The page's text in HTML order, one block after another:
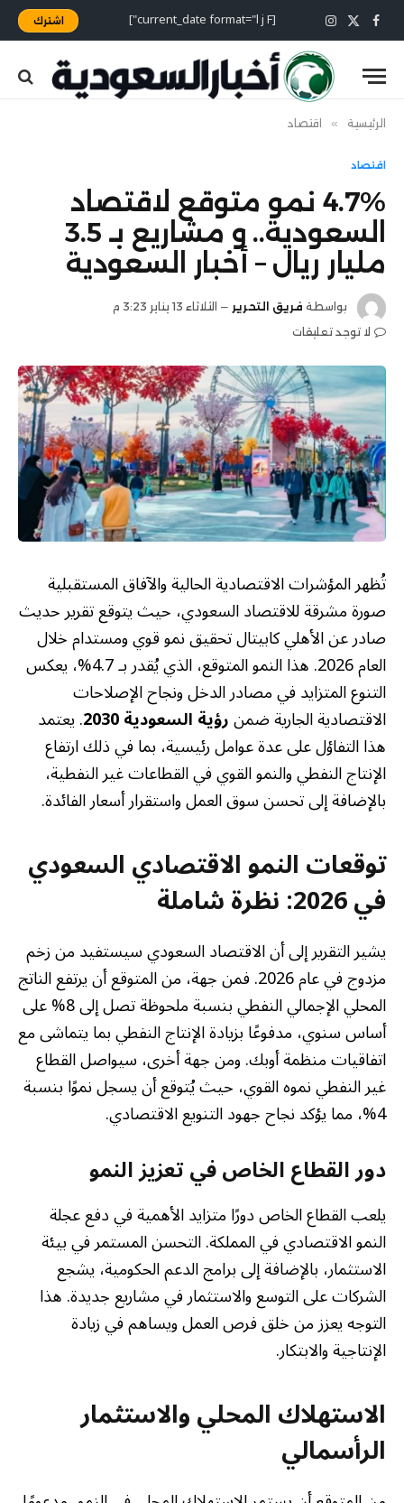
فيسبوك
X
(Twitter)
الانستغرام [current_date format="l j F"] اشترك
الرئيسية » اقتصاد
اقتصاد
4.7% نمو متوقع لاقتصاد
السعودية.. و مشاريع بـ 3.5
مليار ريال – أخبار السعودية
بواسطة فريق التحرير
الثلاثاء 13 يناير 3:23 م
لا توجد تعليقات
تُظهر المؤشرات الاقتصادية الحالية والآفاق المستقبلية
صورة مشرقة للاقتصاد السعودي، حيث يتوقع تقرير حديث
صادر عن الأهلي كابيتال تحقيق نمو قوي ومستدام خلال
العام 2026. هذا النمو المتوقع، الذي يُقدر بـ 4.7%، يعكس
التنوع المتزايد في مصادر الدخل ونجاح الإصلاحات
الاقتصادية الجارية ضمنرؤية السعودية 2030 . يعتمد
هذا التفاؤل على عدة عوامل رئيسية، بما في ذلك ارتفاع
الإنتاج النفطي والنمو القوي في القطاعات غير النفطية،
بالإضافة إلى تحسن سوق العمل واستقرار أسعار الفائدة.
توقعات النمو الاقتصادي السعودي
في 2026: نظرة شاملة
يشير التقرير إلى أن الاقتصاد السعودي سيستفيد من زخم
مزدوج في عام 2026. فمن جهة، من المتوقع أن يرتفع الناتج
المحلي الإجمالي النفطي بنسبة ملحوظة تصل إلى 8% على
أساس سنوي، مدفوعًا بزيادة الإنتاج النفطي بما يتماشى مع
اتفاقيات منظمة أوبك. ومن جهة أخرى، سيواصل القطاع
غير النفطي نموه القوي، حيث يُتوقع أن يسجل نموًا بنسبة
4%، مما يؤكد نجاح جهود التنويع الاقتصادي.
دور القطاع الخاص في تعزيز النمو
يلعب القطاع الخاص دورًا متزايد الأهمية في دفع عجلة
النمو الاقتصادي في المملكة. التحسن المستمر في بيئة
الاستثمار، بالإضافة إلى برامج الدعم الحكومية، يشجع
الشركات على التوسع والاستثمار في مشاريع جديدة. هذا
التوجه يعزز من خلق فرص العمل ويساهم في زيادة
الإنتاجية والابتكار.
الاستهلاك المحلي والاستثمار
الرأسمالي